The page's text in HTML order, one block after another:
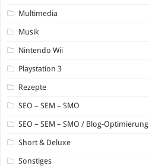
Multimedia
Musik
Nintendo Wii
Playstation 3
Rezepte
SEO – SEM – SMO
SEO – SEM – SMO / Blog-Optimierung
Short & Deluxe
Sonstiges